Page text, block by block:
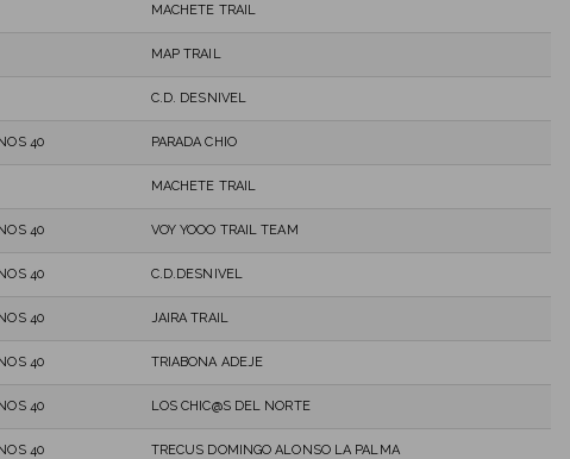
MACHETE TRAIL
MAP TRAIL
C.D. DESNIVEL
40 PARADA CHIO
MACHETE TRAIL
40 VOY YOOO TRAIL TEAM
40 C.D.DESNIVEL
40 JAIRA TRAIL
40 TRIABONA ADEJE
40 LOS CHIC@S DEL NORTE
40 TRECUS DOMINGO ALONSO LA PALMA